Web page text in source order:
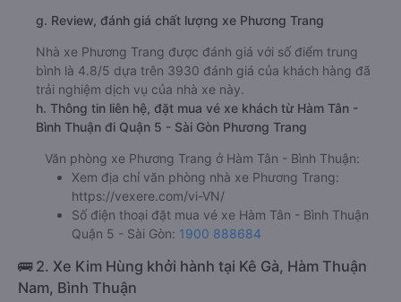
g. Review, đánh giá chất lượng xe Phương Trang
Nhà xe Phương Trang được đánh giá với số điểm trung
bình là 4.8/5 dựa trên 3930 đánh giá của khách hàng đã
trải nghiệm dịch vụ của nhà xe này.
h. Thông tin liên hệ, đặt mua vé xe khách từ Hàm Tân -
Bình Thuận đi Quận 5 - Sài Gòn Phương Trang
Văn phòng xe Phương Trang ở Hàm Tân - Bình Thuận:
Xem địa chỉ văn phòng nhà xe Phương Trang:
https://vexere.com/vi-VN/
Số điện thoại đặt mua vé xe Hàm Tân - Bình Thuận
Quận 5 - Sài Gòn: 1900 888684
🚌 2. Xe Kim Hùng khởi hành tại Kê Gà, Hàm Thuận
Nam, Bình Thuận